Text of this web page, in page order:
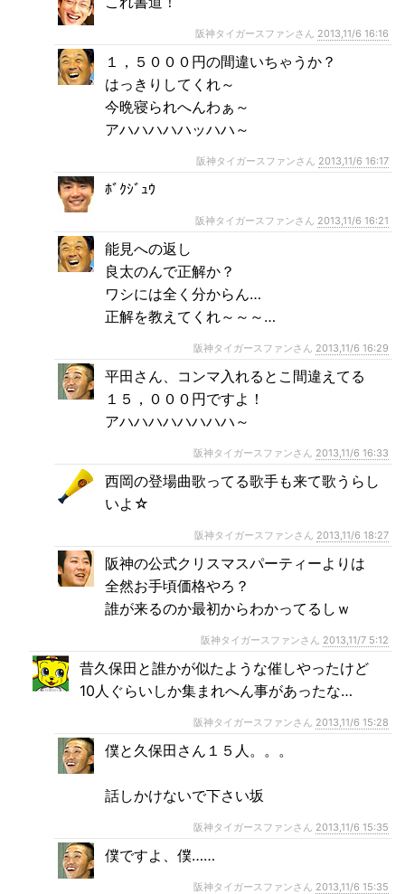
阪神タイガースファンさん 2013,11/6 16:16
１，５０００円の間違いちゃうか？
はっきりしてくれ～
今晩寝られへんわぁ～
アハハハハハッハハ～
阪神タイガースファンさん 2013,11/6 16:17
ﾎﾞｸｼﾞｭｳ
阪神タイガースファンさん 2013,11/6 16:21
能見への返し
良太のんで正解か？
ワシには全く分からん…
正解を教えてくれ～～～…
阪神タイガースファンさん 2013,11/6 16:29
平田さん、コンマ入れるとこ間違えてる
１５，０００円ですよ！
アハハハハハハハハ～
阪神タイガースファンさん 2013,11/6 16:33
西岡の登場曲歌ってる歌手も来て歌うらし
いよ☆
阪神タイガースファンさん 2013,11/6 18:27
阪神の公式クリスマスパーティーよりは
全然お手頃価格やろ？
誰が来るのか最初からわかってるしｗ
阪神タイガースファンさん 2013,11/7 5:12
昔久保田と誰かが似たような催しやったけど
10人ぐらいしか集まれへん事があったな…
阪神タイガースファンさん 2013,11/6 15:28
僕と久保田さん１５人。。。
話しかけないで下さい坂
阪神タイガースファンさん 2013,11/6 15:35
僕ですよ、僕……
阪神タイガースファンさん 2013,11/6 15:35